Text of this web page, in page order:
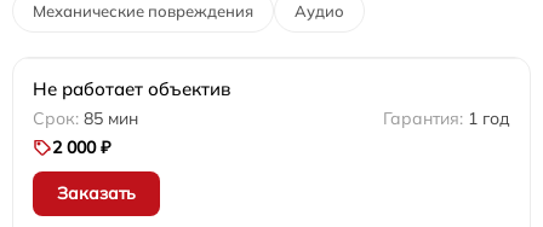
Механические повреждения Аудио
Не работает объектив
85 мин
1 год
2 000 ₽
Заказать